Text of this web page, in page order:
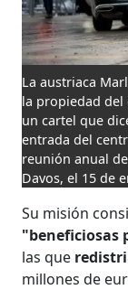
La austriaca
la propiedad del
un cartel que
entrada del
reunión anual
Davos, el 15 de
Su misión
"beneficiosas
las que
millones de